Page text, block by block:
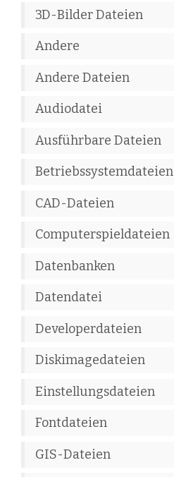
3D-Bilder Dateien
Andere
Andere Dateien
Audiodatei
Ausführbare Dateien
Betriebssystemdateien
CAD-Dateien
Computerspieldateien
Datenbanken
Datendatei
Developerdateien
Diskimagedateien
Einstellungsdateien
Fontdateien
GIS-Dateien